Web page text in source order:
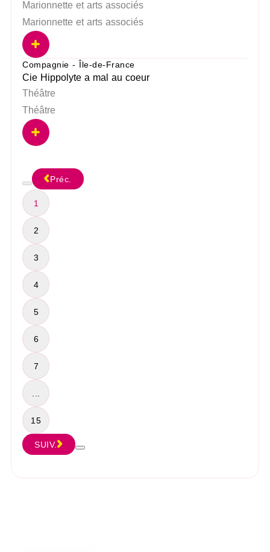
Marionnette et arts associés
Marionnette et arts associés
Compagnie - Île-de-France
Cie Hippolyte a mal au coeur
Théâtre
Théâtre
Préc.
1
2
3
4
5
6
7
15
SUIV.